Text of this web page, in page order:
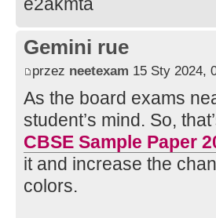
Gemini rue
przez neetexam 15 Sty 2024,
As the board exams
student’s mind. So,
CBSE Sample Paper
it and increase the
colors.